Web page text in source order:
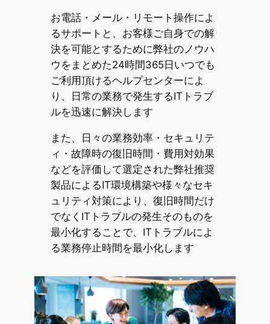
お電話・メール・リモート操作によ
るサポートと、お客様ご自身での解
決を可能とするために弊社のノウハ
ウをまとめた24時間365日いつでも
ご利用頂けるヘルプセンターによ
り、日常の業務で発生するITトラブ
ルを迅速に解決します
また、日々の業務効率・セキュリテ
ィ・故障時の復旧時間・費用対効果
などを評価して選定された弊社推奨
製品によるIT環境構築や様々なセキ
ュリティ対策により、復旧時間だけ
でなくITトラブルの発生そのものを
最小化することで、ITトラブルによ
る業務停止時間を最小化します